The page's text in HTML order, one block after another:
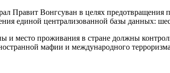
Правит Вонгсуван в целях предотвращения
единой централизованной базы данных:
и место проживания в стране должны
мафии и международного